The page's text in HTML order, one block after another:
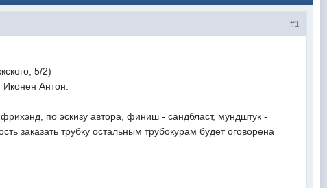
#1
5/2)
Антон.
по эскизу автора, финиш - сандбласт, мундштук -
заказать трубку остальным трубокурам будет оговорена